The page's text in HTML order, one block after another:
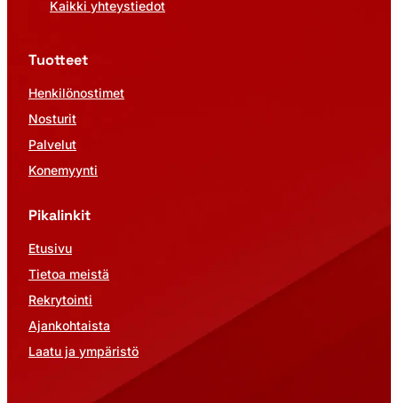
Kaikki yhteystiedot
Tuotteet
Henkilönostimet
Nosturit
Palvelut
Konemyynti
Pikalinkit
Etusivu
Tietoa meistä
Rekrytointi
Ajankohtaista
Laatu ja ympäristö